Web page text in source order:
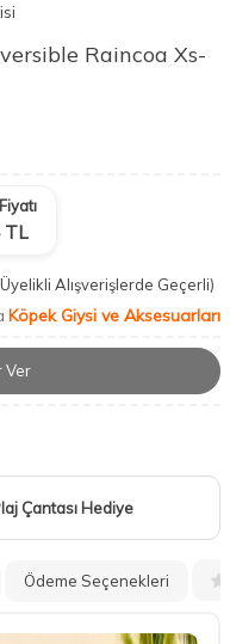
Raincoa Xs-
TL
Alışverişlerde Geçerli)
Köpek Giysi ve Aksesuarları
Ver
Çantası Hediye
Ödeme Seçenekleri